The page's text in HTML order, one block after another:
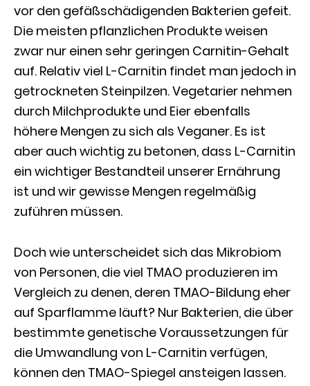
vor den gefäßschädigenden Bakterien gefeit.
Die meisten pflanzlichen Produkte weisen
zwar nur einen sehr geringen Carnitin-Gehalt
auf. Relativ viel L-Carnitin findet man jedoch in
getrockneten Steinpilzen. Vegetarier nehmen
durch Milchprodukte und Eier ebenfalls
höhere Mengen zu sich als Veganer. Es ist
aber auch wichtig zu betonen, dass L-Carnitin
ein wichtiger Bestandteil unserer Ernährung
ist und wir gewisse Mengen regelmäßig
zuführen müssen.
Doch wie unterscheidet sich das Mikrobiom
von Personen, die viel TMAO produzieren im
Vergleich zu denen, deren TMAO-Bildung eher
auf Sparflamme läuft? Nur Bakterien, die über
bestimmte genetische Voraussetzungen für
die Umwandlung von L-Carnitin verfügen,
können den TMAO-Spiegel ansteigen lassen.